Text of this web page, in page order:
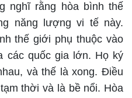
nghĩ rằng hòa bình thế
năng lượng vi tế này.
thế giới phụ thuộc vào
các quốc gia lớn. Họ ký
và thế là xong. Điều
thời và là bề nổi. Hòa